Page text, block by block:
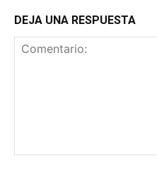
DEJA UNA RESPUESTA